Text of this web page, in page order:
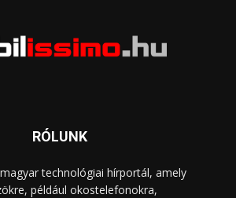
RÓLUNK
technológiai hírportál, amely
például okostelefonokra,